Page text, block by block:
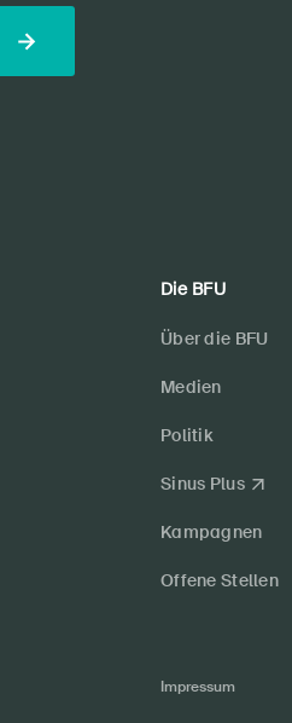
Die BFU
Über die BFU
Medien
Politik
Sinus Plus
Kampagnen
Offene Stellen
Impressum